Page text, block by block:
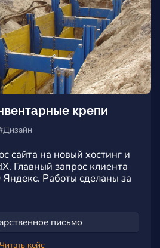
крепи
сайта на новый хостинг и
Главный запрос клиента
Работы сделаны за
письмо
Читать кейс